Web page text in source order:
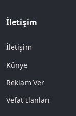
İletişim
İletişim
Künye
Reklam Ver
Vefat İlanları